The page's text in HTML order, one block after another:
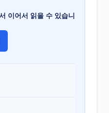
이어서 읽을 수 있습니